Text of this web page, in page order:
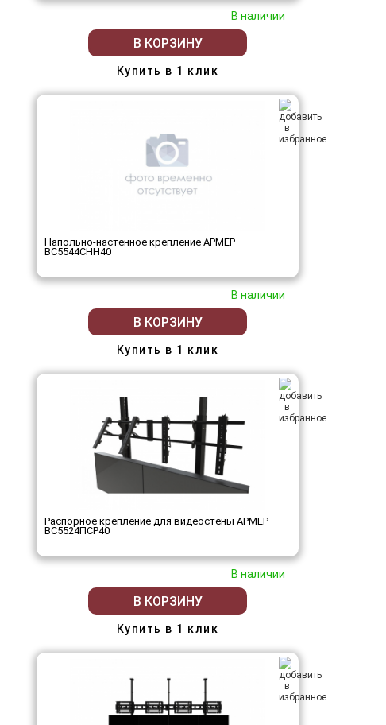
В наличии
В КОРЗИНУ
Купить в 1 клик
Напольно-настенное крепление АРМЕР
ВС5544СНН40
В наличии
В КОРЗИНУ
Купить в 1 клик
Распорное крепление для видеостены АРМЕР
ВС5524ПСР40
В наличии
В КОРЗИНУ
Купить в 1 клик